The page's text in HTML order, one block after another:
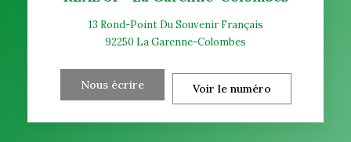
13 Rond-Point Du Souvenir Français
92250 La Garenne-Colombes
Nous écrire Voir le numéro